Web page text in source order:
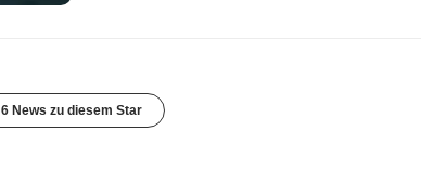
6 News zu diesem Star